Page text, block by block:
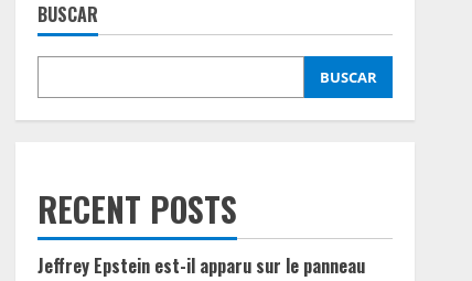
BUSCAR
BUSCAR
RECENT POSTS
Jeffrey Epstein est-il apparu sur le panneau